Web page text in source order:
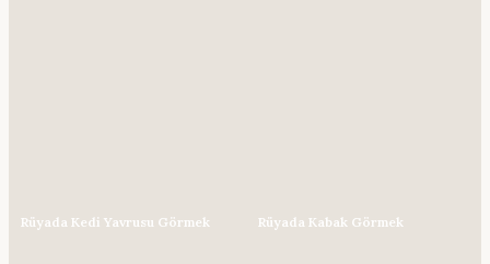
Rüyada Kedi Yavrusu Görmek Rüyada Kabak Görmek